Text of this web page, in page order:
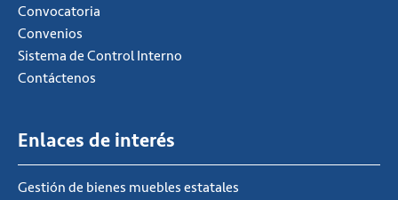
Convocatoria
Convenios
Sistema de Control Interno
Contáctenos
Enlaces de interés
Gestión de bienes muebles estatales